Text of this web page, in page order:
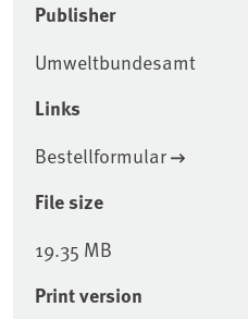
Publisher
Umweltbundesamt
Links
Bestellformular
File size
19.35 MB
Print version